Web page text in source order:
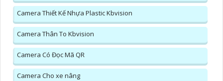
Camera Thiết Kế Nhựa Plastic Kbvision
Camera Thân To Kbvision
Camera Có Đọc Mã QR
Camera Cho xe nâng